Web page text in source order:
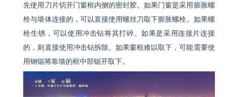
先使用刀片切开门窗框内侧的密封胶。如果门窗是采用膨胀螺
栓与墙体连接的，可以直接使用螺丝刀取下膨胀螺栓。如果螺
栓生锈，可以使用冲击钻将其打碎。如果是采用连接片连接
的，则直接使用冲击钻拆除。如果窗框难以取下，可能需要使
用钢锯将靠墙的框中部锯开取下。